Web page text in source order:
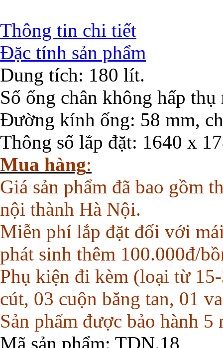
Thông tin chi tiết
Đặc tính sản phẩm
Dung tích: 180 lít.
Số ống chân không hấp
Đường kính ống: 58 mm,
Thông số lắp đặt: 1640 x
Mua hàng:
Giá sản phẩm đã bao gồm
nội thành Hà Nội.
Miễn phí lắp đặt đối với
phát sinh thêm 100.000đ/
Phụ kiện đi kèm (loại từ
cút, 03 cuộn băng tan, 01
Sản phẩm được bảo hành 5
Mã sản phẩm: TDN.18